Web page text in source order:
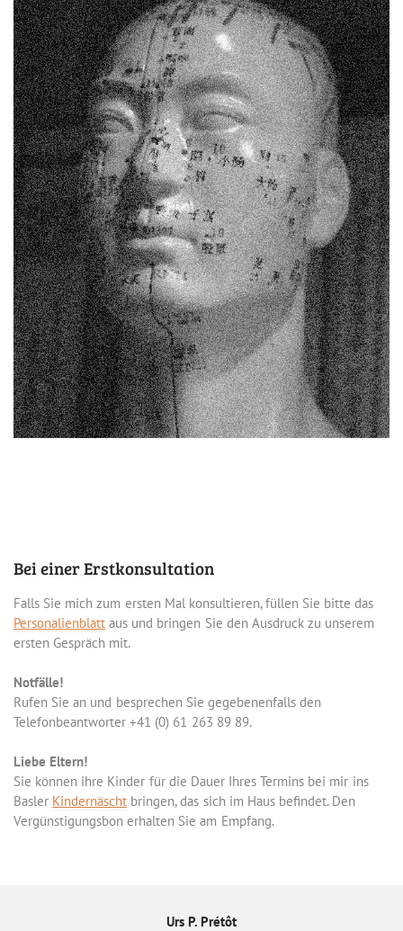
Bei einer Erstkonsultation
Falls Sie mich zum ersten Mal konsultieren, füllen Sie bitte das
Personalienblatt aus und bringen Sie den Ausdruck zu unserem
ersten Gespräch mit.
Notfälle!
Rufen Sie an und besprechen Sie gegebenenfalls den
Telefonbeantworter +41 (0) 61 263 89 89.
Liebe Eltern!
Sie können ihre Kinder für die Dauer Ihres Termins bei mir ins
Basler Kindernäscht bringen, das sich im Haus befindet. Den
Vergünstigungsbon erhalten Sie am Empfang.
Urs P. Prétôt